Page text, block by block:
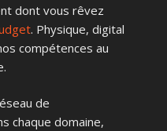
dont vous rêvez
. Physique, digital
compétences au
de
chaque domaine,